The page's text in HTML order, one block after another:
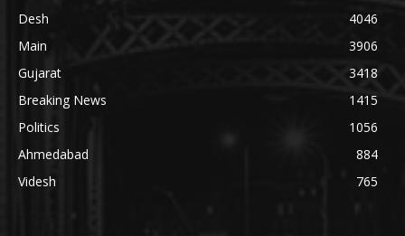
Desh
4046
Main
3906
Gujarat
3418
Breaking News
1415
Politics
1056
Ahmedabad
884
Videsh
765